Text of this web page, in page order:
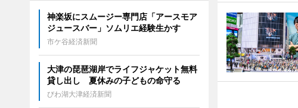
神楽坂にスムージー専門店「アースモア
ジュースバー」ソムリエ経験生かす
市ケ谷経済新聞
大津の琵琶湖岸でライフジャケット無料
貸し出し 夏休みの子どもの命守る
びわ湖大津経済新聞